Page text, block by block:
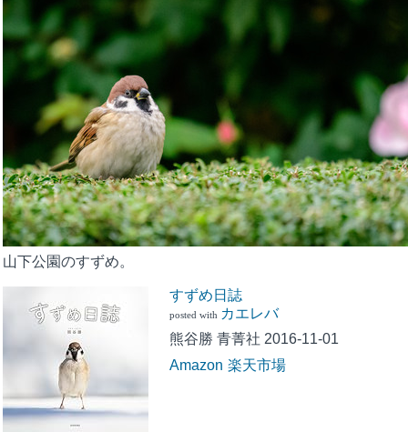
山下公園のすずめ。
すずめ日誌
posted with カエレバ
熊谷勝 青菁社 2016-11-01
Amazon 楽天市場